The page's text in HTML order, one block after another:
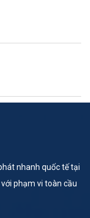
nhanh quốc tế tại
phạm vi toàn cầu